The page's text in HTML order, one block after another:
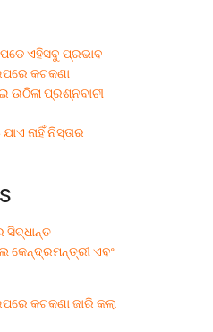
ପଡେ ଏହିସବୁ ପ୍ରଭାବ
କଟକଣା
ଉଠିଲା ପ୍ରଶ୍ନବାଚୀ
ନାହିଁ ନିସ୍ତାର
ସିଦ୍ଧାନ୍ତ
କେନ୍ଦ୍ରମନ୍ତ୍ରୀ ଏବଂ
କଟକଣା ଜାରି କଲା